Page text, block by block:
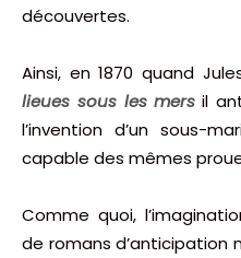
découvertes.
Ainsi, en 1870 quand
lieues sous les mers il
l’invention d’un sous-
capable des mêmes
Comme quoi,
de romans d’anticipation